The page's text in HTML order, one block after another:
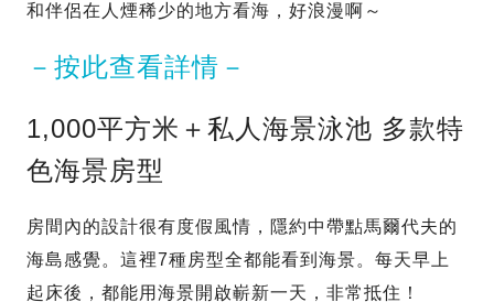
和伴侶在人煙稀少的地方看海，好浪漫啊～
－按此查看詳情－
1,000平方米＋私人海景泳池 多款特
色海景房型
房間內的設計很有度假風情，隱約中帶點馬爾代夫的
海島感覺。這裡7種房型全都能看到海景。每天早上
起床後，都能用海景開啟嶄新一天，非常抵住！